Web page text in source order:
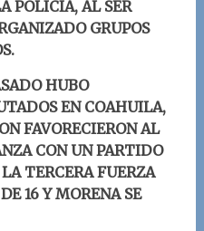
POLICÍA, AL SER
GRUPOS
HUBO
EN COAHUILA,
FAVORECIERON AL
CON UN PARTIDO
TERCERA FUERZA
16 Y MORENA SE